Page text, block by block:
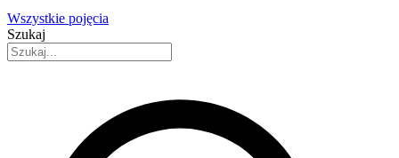
Wszystkie pojęcia
Szukaj